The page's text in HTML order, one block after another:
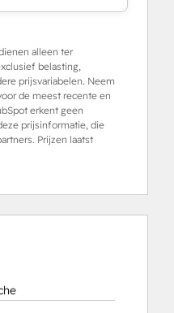
alleen ter
belasting,
prijsvariabelen. Neem
de meest recente en
erkent geen
prijsinformatie, die
Prijzen laatst